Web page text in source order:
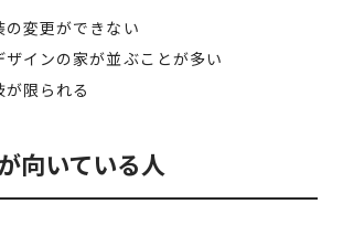
の変更ができない
インの家が並ぶことが多い
限られる
向いている人